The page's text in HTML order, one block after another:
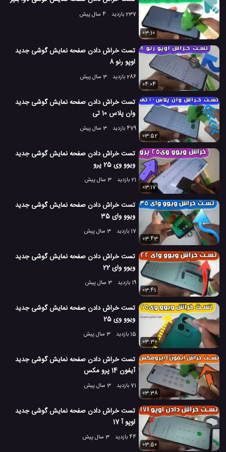
# تست شارژ ردمی نوت 10 شیائومی
# تست صفحه نمایش موبایل همراه
# تست مقاومت ردمی نوت 10 شیائومی # تست مقاومت موبایل
# جعبه گشایی ردمی نوت 10 شیائومی
# سیم کارت ردمی نوت 10 شیائومی
# مشخصات ردمی نوت 10 شیائومی
# مشخصات گوشی ردمی نوت 10 شیائومی
# معرفی ردمی نوت 10 شیائومی
3.9 هزار بازدید
5 سال پیش بررسی تکنولوژی
237 بازدید 4 سال پیش
03:10
تست خراش دادن صفحه نمایش گوشی جدید
اوپو رنو 8
286 بازدید
3 سال پیش
04:04
تست خراش دادن صفحه نمایش گوشی جدید
وان پلاس 10 تی
479 بازدید
3 سال پیش
03:52
تست خراش دادن صفحه نمایش گوشی جدید
ویوو وی 25 پرو
21 بازدید
3 سال پیش
03:17
تست خراش دادن صفحه نمایش گوشی جدید
ویوو وای 35
17 بازدید
3 سال پیش
03:43
تست خراش دادن صفحه نمایش گوشی جدید
ویوو وای 22
19 بازدید
3 سال پیش
03:41
تست خراش دادن صفحه نمایش گوشی جدید
ویوو وی 25
15 بازدید
3 سال پیش
03:30
تست خراش دادن صفحه نمایش گوشی جدید
آیفون 14 پرو مکس
71 بازدید
3 سال پیش
03:38
تست خراش دادن صفحه نمایش گوشی جدید
اوپو آ 17
44 بازدید
3 سال پیش
03:50